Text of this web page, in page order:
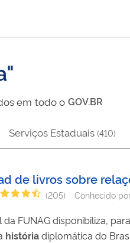
sem todo o GOV.BR
Serviços Estaduais (410)
de livros sobre
(205) Conhecido
FUNAG disponibiliza,
históriadiplomática do